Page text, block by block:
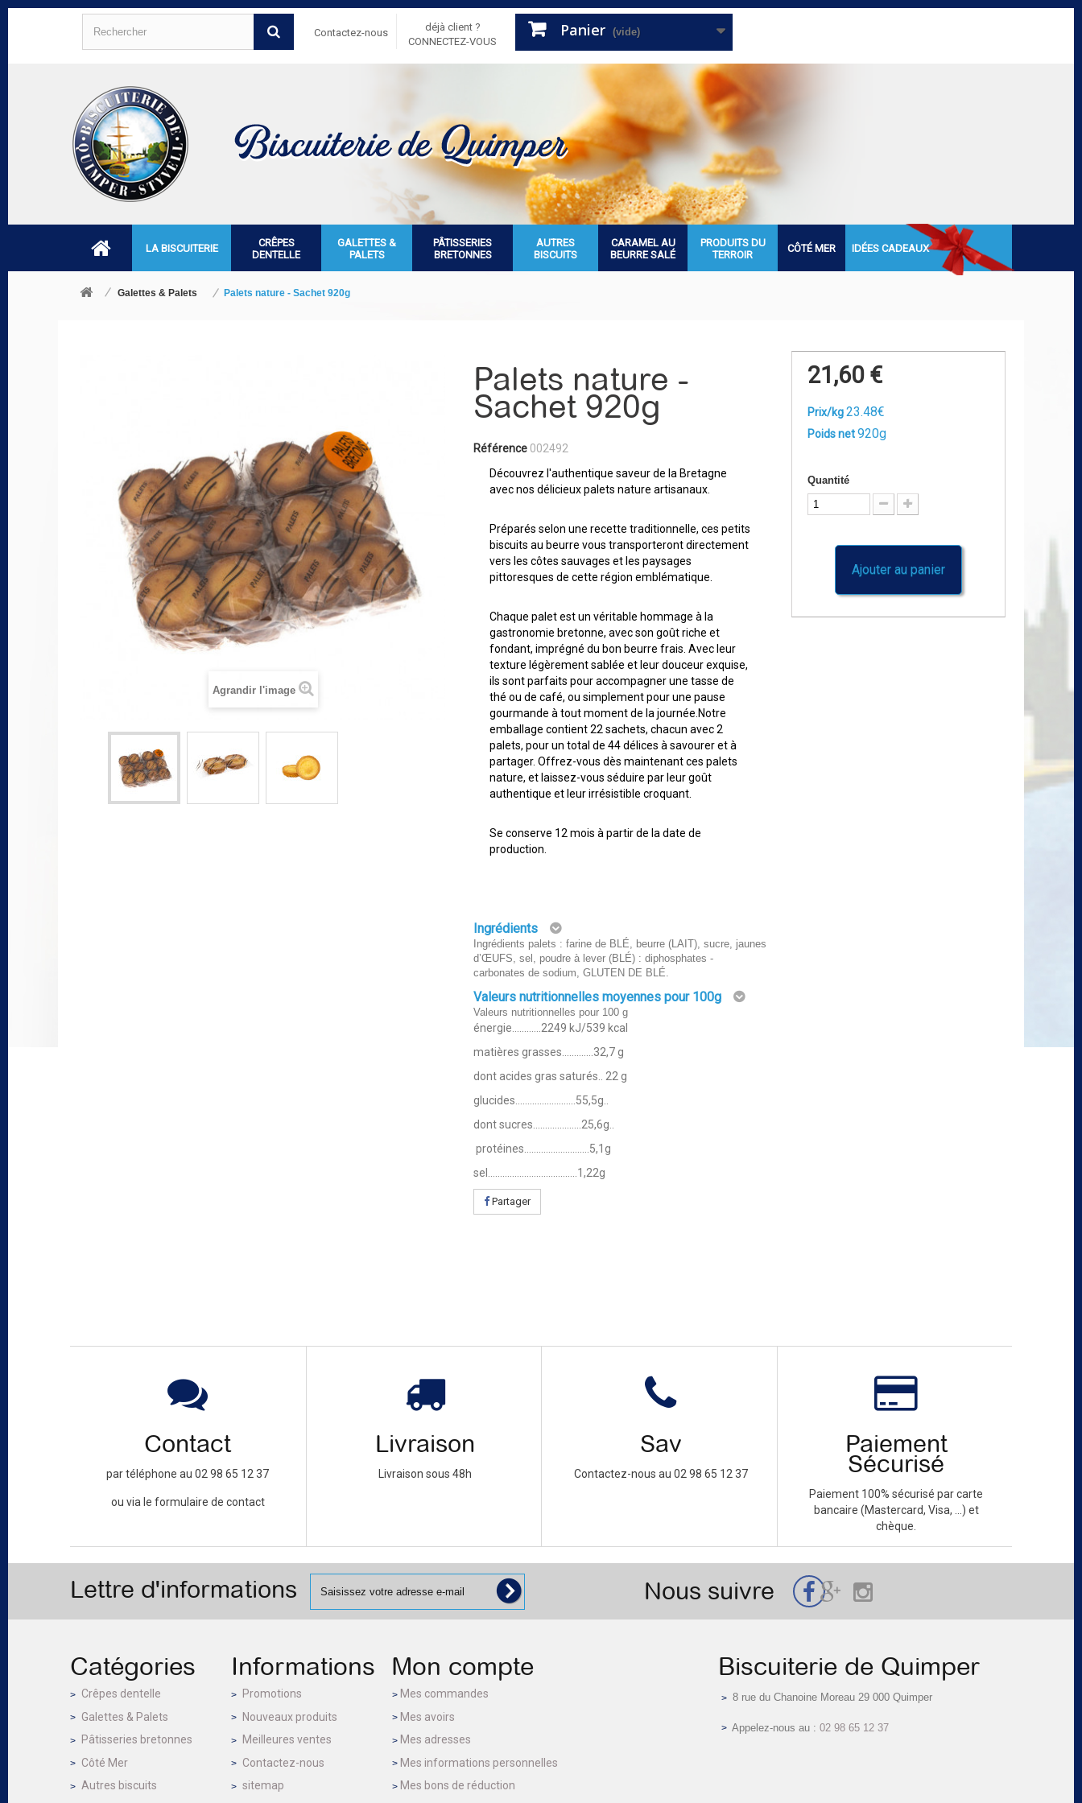
Contactez-nous
déjà client ?
CONNECTEZ-VOUS
Panier (vide)
LA BISCUITERIE
CRÊPES
DENTELLE
GALETTES &
PALETS
PÂTISSERIES
BRETONNES
AUTRES
BISCUITS
CARAMEL AU
BEURRE SALÉ
PRODUITS DU
TERROIR
CÔTÉ MER IDÉES CADEAUX
Galettes & Palets Palets nature - Sachet 920g
Agrandir l'image
Palets nature -
Sachet 920g
Référence 002492
Découvrez l'authentique saveur de la Bretagne
avec nos délicieux palets nature artisanaux.
Préparés selon une recette traditionnelle, ces petits
biscuits au beurre vous transporteront directement
vers les côtes sauvages et les paysages
pittoresques de cette région emblématique.
Chaque palet est un véritable hommage à la
gastronomie bretonne, avec son goût riche et
fondant, imprégné du bon beurre frais. Avec leur
texture légèrement sablée et leur douceur exquise,
ils sont parfaits pour accompagner une tasse de
thé ou de café, ou simplement pour une pause
gourmande à tout moment de la journée.Notre
emballage contient 22 sachets, chacun avec 2
palets, pour un total de 44 délices à savourer et à
partager. Offrez-vous dès maintenant ces palets
nature, et laissez-vous séduire par leur goût
authentique et leur irrésistible croquant.
Se conserve 12 mois à partir de la date de
production.
Ingrédients
Ingrédients palets : farine de BLÉ, beurre (LAIT), sucre, jaunes
d’ŒUFS, sel, poudre à lever (BLÉ) : diphosphates -
carbonates de sodium, GLUTEN DE BLÉ.
Valeurs nutritionnelles moyennes pour 100g
Valeurs nutritionnelles pour 100 g
énergie............2249 kJ/539 kcal
matières grasses.............32,7 g
dont acides gras saturés.. 22 g
glucides.........................55,5g..
dont sucres....................25,6g..
protéines...........................5,1g
sel.....................................1,22g
Partager
21,60 €
Prix/kg23.48€
Poids net920g
Quantité
Ajouter au panier
Contact
par téléphone au 02 98 65 12 37
ou via le formulaire de contact
Livraison
Livraison sous 48h
Sav
Contactez-nous au 02 98 65 12 37
Paiement
Sécurisé
Paiement 100% sécurisé par carte
bancaire (Mastercard, Visa, ...) et
chèque.
Lettre d'informations Nous suivre
Catégories
Crêpes dentelle
Galettes & Palets
Pâtisseries bretonnes
Côté Mer
Autres biscuits
Informations
Promotions
Nouveaux produits
Meilleures ventes
Contactez-nous
sitemap
Mon compte
Mes commandes
Mes avoirs
Mes adresses
Mes informations personnelles
Mes bons de réduction
Biscuiterie de Quimper
8 rue du Chanoine Moreau 29 000 Quimper
Appelez-nous au : 02 98 65 12 37